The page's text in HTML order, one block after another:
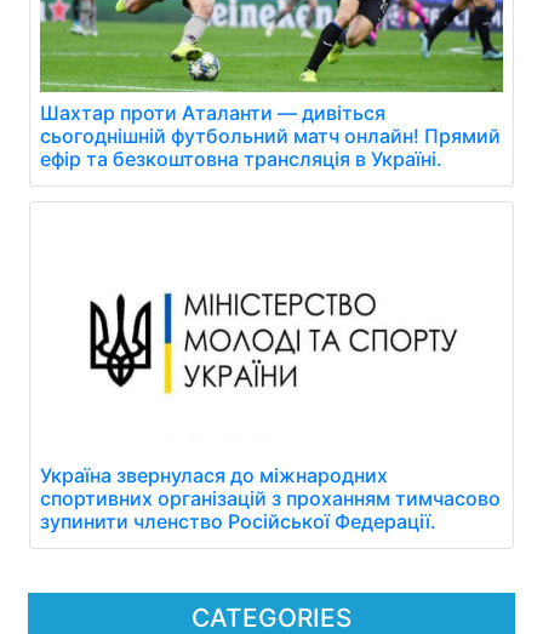
CATEGORIES
Шахтар проти Аталанти — дивіться
сьогоднішній футбольний матч онлайн! Прямий
ефір та безкоштовна трансляція в Україні.
Україна звернулася до міжнародних
спортивних організацій з проханням тимчасово
зупинити членство Російської Федерації.